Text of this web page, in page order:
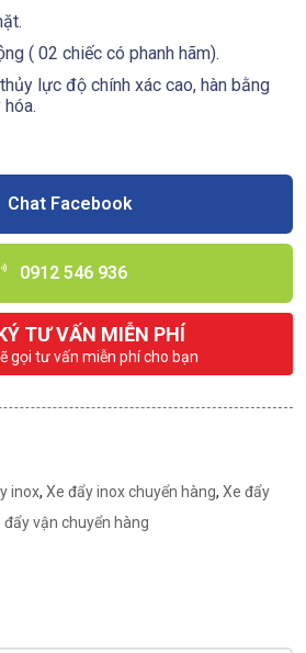
( 02 chiếc có phanh hãm).
lực độ chính xác cao, hàn bằng
Chat Facebook
0912 546 936
TƯ VẤN MIỄN PHÍ
gọi tư vấn miễn phí cho bạn
inox, Xe đẩy inox chuyển hàng, Xe đẩy
đẩy vận chuyển hàng